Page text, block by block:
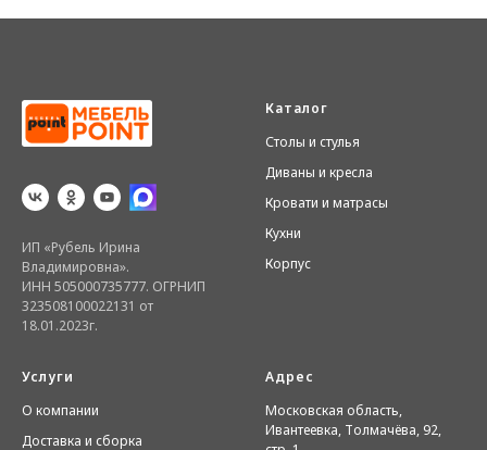
ИП «Рубель Ирина
Владимировна».
ИНН 505000735777. ОГРНИП
323508100022131 от
18.01.2023г.
Каталог
Столы и стулья
Диваны и кресла
Кровати и матрасы
Кухни
Корпус
Услуги
О компании
Доставка и сборка
Адрес
Московская область,
Ивантеевка, Толмачёва, 92,